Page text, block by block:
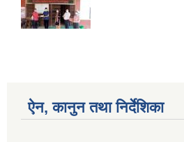
ऐन, कानुन तथा निर्देशिका